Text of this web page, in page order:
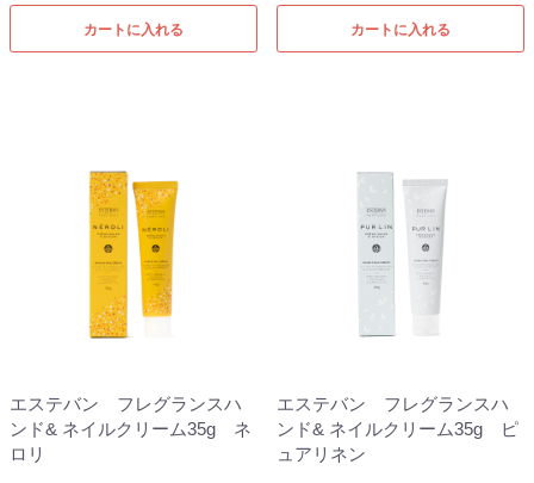
カートに入れる カートに入れる
エステバン フレグランスハ
ンド& ネイルクリーム35g ネ
ロリ
エステバン フレグランスハ
ンド& ネイルクリーム35g ピ
ュアリネン